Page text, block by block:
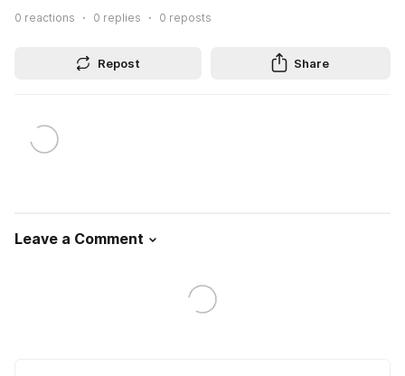
0 reactions 0 replies 0 reposts
Repost Share
Leave a Comment